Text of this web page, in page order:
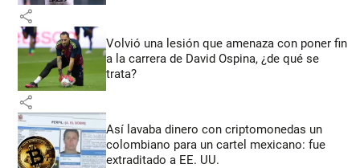
share
Volvió una lesión que amenaza con poner fin
a la carrera de David Ospina, ¿de qué se
trata?
share
Así lavaba dinero con criptomonedas un
colombiano para un cartel mexicano: fue
extraditado a EE. UU.